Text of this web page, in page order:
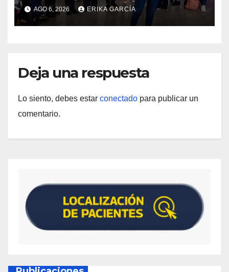
como un inicio sostenible para la
vida
AGO 6, 2026 ERIKA GARCÍA
Deja una respuesta
Lo siento, debes estar conectado para publicar un
comentario.